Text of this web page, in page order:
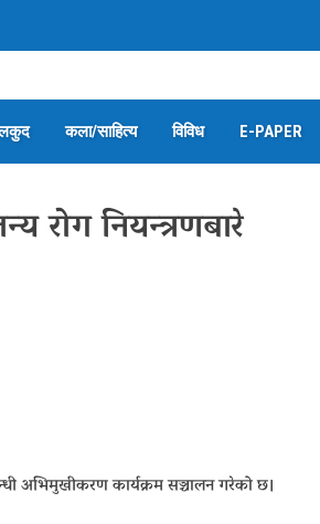
कला/साहित्य विविध E-PAPER
रोग नियन्त्रणबारे
अभिमुखीकरण कार्यक्रम सञ्चालन गरेको छ।